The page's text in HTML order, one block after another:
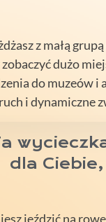
z małą
zobaczyć dużo
do muzeów i
i dynamiczne
dla
jeździć na